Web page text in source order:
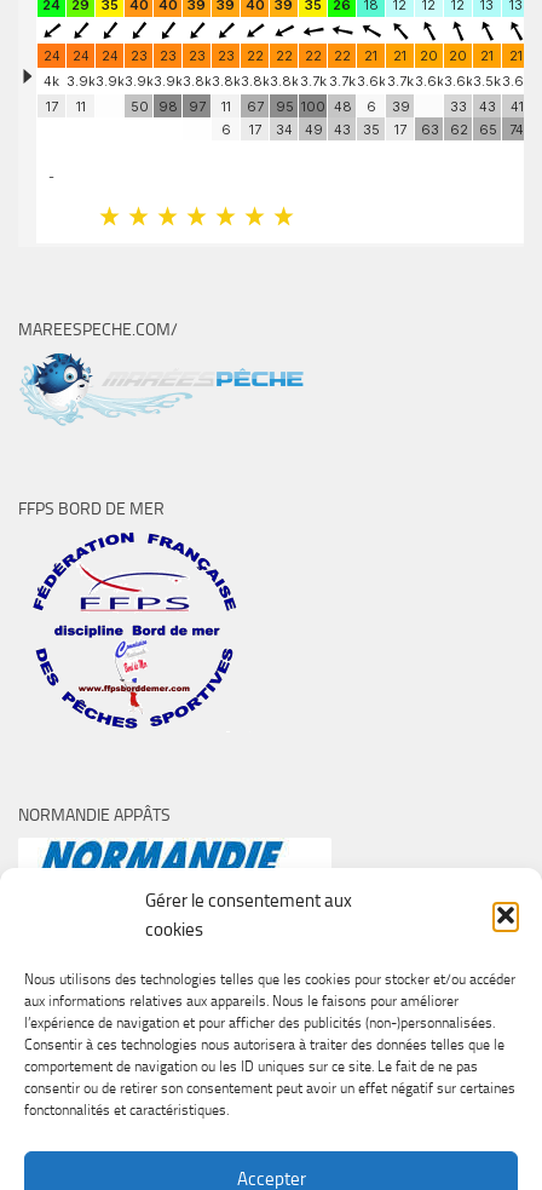
Gérer le consentement aux
cookies
Nous utilisons des technologies telles que les cookies pour stocker et/ou accéder
aux informations relatives aux appareils. Nous le faisons pour améliorer
l’expérience de navigation et pour afficher des publicités (non-)personnalisées.
Consentir à ces technologies nous autorisera à traiter des données telles que le
comportement de navigation ou les ID uniques sur ce site. Le fait de ne pas
consentir ou de retirer son consentement peut avoir un effet négatif sur certaines
fonctonnalités et caractéristiques.
Accepter
MAREESPECHE.COM/
FFPS BORD DE MER
NORMANDIE APPÂTS